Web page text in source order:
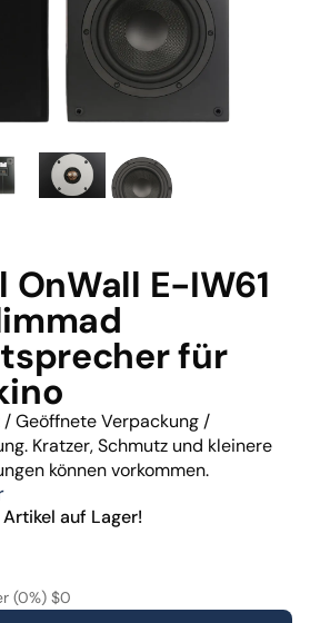
OnWall E-IW61
für
Geöffnete Verpackung /
Kratzer, Schmutz und kleinere
können vorkommen.
auf Lager!
(0%) $0